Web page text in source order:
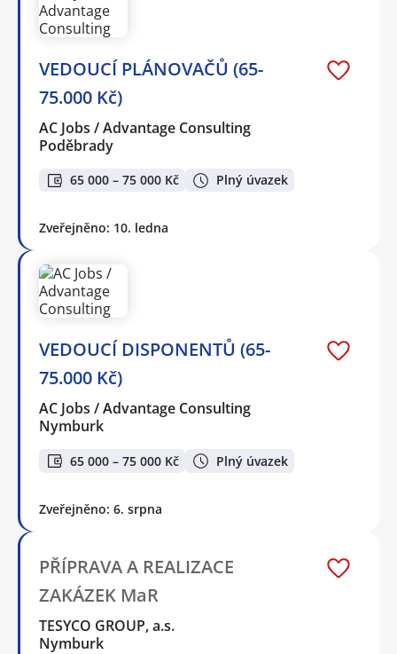
VEDOUCÍ PLÁNOVAČŮ (65-
75.000 Kč)
AC Jobs / Advantage Consulting
Poděbrady
65 000 – 75 000 Kč Plný úvazek
Zveřejněno: 10. ledna
VEDOUCÍ DISPONENTŮ (65-
75.000 Kč)
AC Jobs / Advantage Consulting
Nymburk
65 000 – 75 000 Kč Plný úvazek
Zveřejněno: 6. srpna
PŘÍPRAVA A REALIZACE
ZAKÁZEK MaR
TESYCO GROUP, a.s.
Nymburk